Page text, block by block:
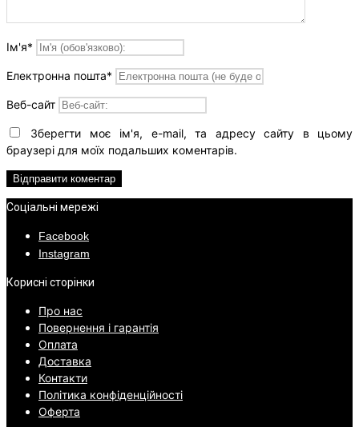
Ім'я*
Електронна пошта*
Веб-сайт
Зберегти моє ім'я, e-mail, та адресу сайту в цьому
браузері для моїх подальших коментарів.
Соціальні мережі
Facebook
Instagram
Корисні сторінки
Про нас
Повернення і гарантія
Оплата
Доставка
Контакти
Політика конфіденційності
Оферта